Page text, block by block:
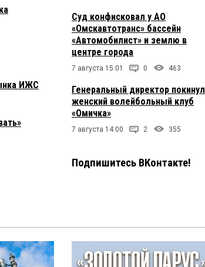
ИЖС
Суд конфисковал у АО
«Омскавтотранс» бассейн
«Автомобилист» и землю в
центре города
7 августа 15:01 0 463
Генеральный директор покинул
женский волейбольный клуб
«Омичка»
7 августа 14:00 2 355
Подпишитесь ВКонтакте!